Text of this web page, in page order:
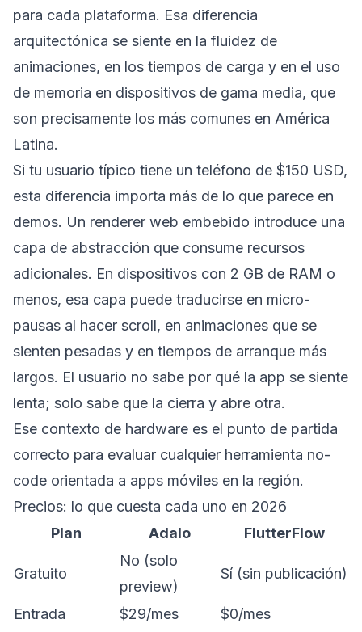
para cada plataforma. Esa diferencia
arquitectónica se siente en la fluidez de
animaciones, en los tiempos de carga y en el uso
de memoria en dispositivos de gama media, que
son precisamente los más comunes en América
Latina.
Si tu usuario típico tiene un teléfono de $150 USD,
esta diferencia importa más de lo que parece en
demos. Un renderer web embebido introduce una
capa de abstracción que consume recursos
adicionales. En dispositivos con 2 GB de RAM o
menos, esa capa puede traducirse en micro-
pausas al hacer scroll, en animaciones que se
sienten pesadas y en tiempos de arranque más
largos. El usuario no sabe por qué la app se siente
lenta; solo sabe que la cierra y abre otra.
Ese contexto de hardware es el punto de partida
correcto para evaluar cualquier herramienta no-
code orientada a apps móviles en la región.
Precios: lo que cuesta cada uno en 2026
Plan
Adalo FlutterFlow
Gratuito
No (solo
preview)
Sí (sin publicación)
Entrada $29/mes
$0/mes